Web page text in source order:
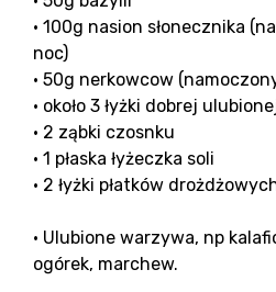
• 100g nasion słonecznika
noc)
• 50g nerkowcow
• około 3 łyżki dobrej
• 2 ząbki czosnku
• 1 płaska łyżeczka soli
• 2 łyżki płatków
• Ulubione warzywa, np
ogórek, marchew.